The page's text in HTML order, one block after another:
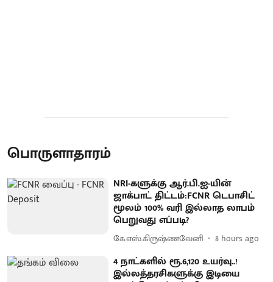
பொருளாதாரம்
NRI-களுக்கு ஆர்.பி.ஐ-யின்
ஜாக்பாட் திட்டம்:FCNR டெபாசிட்
மூலம் 100% வரி இல்லாத லாபம்
பெறுவது எப்படி?
கே.எஸ்.கிருஷ்ணவேனி 8 hours ago
4 நாட்களில் ரூ.6,120 உயர்வு..!
இல்லத்தரசிகளுக்கு இடியை